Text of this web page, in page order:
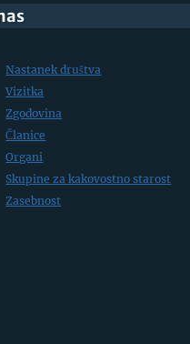
Nastanek društva
Vizitka
Zgodovina
Članice
Organi
Skupine za kakovostno starost
Zasebnost